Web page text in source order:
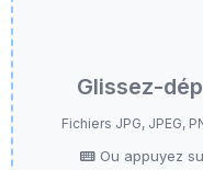
Glissez-
Fichiers JPG, JPEG,
Ou appuyez